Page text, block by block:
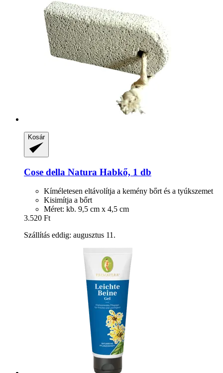
Kosár
Cose della Natura Habkő, 1 db
Kíméletesen eltávolítja a kemény bőrt és a tyúkszemet
Kisimítja a bőrt
Méret: kb. 9,5 cm x 4,5 cm
3.520 Ft
Szállítás eddig: augusztus 11.